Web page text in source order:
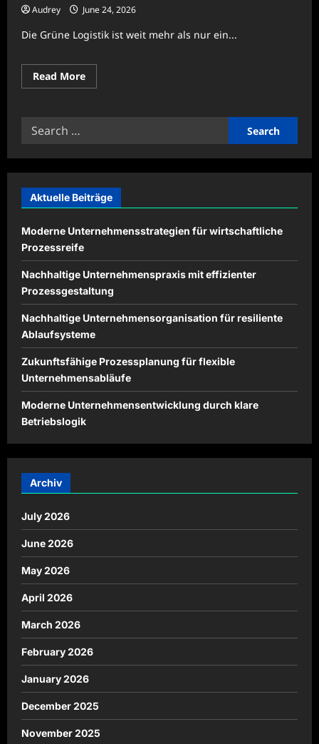
Audrey June 24, 2026
Die Grüne Logistik ist weit mehr als nur ein...
Read MoreRead
more
dem
Güterkraftverkehr
Search
Aktuelle Beiträge
Moderne Unternehmensstrategien für wirtschaftliche
Prozessreife
Nachhaltige Unternehmenspraxis mit effizienter
Prozessgestaltung
Nachhaltige Unternehmensorganisation für resiliente
Ablaufsysteme
Zukunftsfähige Prozessplanung für flexible
Unternehmensabläufe
Moderne Unternehmensentwicklung durch klare
Betriebslogik
Archiv
July 2026
June 2026
May 2026
April 2026
March 2026
February 2026
January 2026
December 2025
November 2025